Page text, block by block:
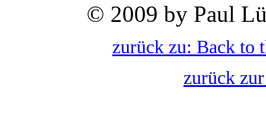
© 2009 by Paul
zurück zu: Back to
zurück